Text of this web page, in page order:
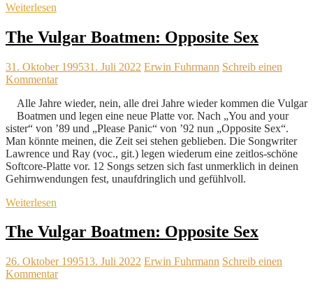
Weiterlesen
The Vulgar Boatmen: Opposite Sex
31. Oktober 199531. Juli 2022 Erwin Fuhrmann Schreib einen
Kommentar
Alle Jahre wieder, nein, alle drei Jahre wieder kommen die Vulgar
Boatmen und legen eine neue Platte vor. Nach „You and your
sister“ von ’89 und „Please Panic“ von ’92 nun „Opposite Sex“.
Man könnte meinen, die Zeit sei stehen geblieben. Die Songwriter
Lawrence und Ray (voc., git.) legen wiederum eine zeitlos-schöne
Softcore-Platte vor. 12 Songs setzen sich fast unmerklich in deinen
Gehirnwendungen fest, unaufdringlich und gefühlvoll.
Weiterlesen
The Vulgar Boatmen: Opposite Sex
26. Oktober 199513. Juli 2022 Erwin Fuhrmann Schreib einen
Kommentar